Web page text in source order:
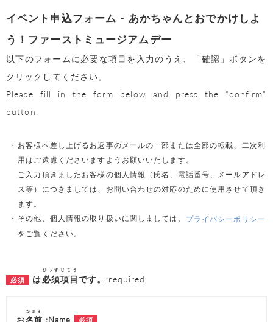
イベント申込フォーム - あかちゃんとおでかけしよ
う！ファーストミュージアムデー
以下のフォームに必要な項目を入力のうえ、「確認」ボタンを
クリックしてください。
Please fill in the form below and press the “confirm”
button.
お客様へ差し上げるお返事のメールの一部または全部の転載、二次利
用はご遠慮くださいますようお願いいたします。
ご入力頂きましたお客様の個人情報（氏名、電話番号、メールアドレ
ス等）につきましては、お問い合わせの対応のために使用させて頂き
ます。
その他、個人情報の取り扱いに関しましては、 プライバシーポリシー
をご覧ください。
は必須項目
ひっすじこう
です。 :required
お名前
なまえ
:Name